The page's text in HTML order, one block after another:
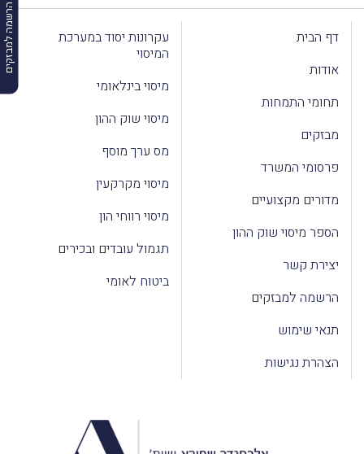
הרשמה למבזקים
דף הבית
אודות
תחומי התמחות
מבזקים
פרסומי המשרד
מדורים מקצועיים
הספר מיסוי שוק ההון
יצירת קשר
הרשמה למבזקים
תנאי שימוש
הצהרת נגישות
עקרונות יסוד במערכת
המיסוי
מיסוי בינלאומי
מיסוי שוק ההון
מס ערך מוסף
מיסוי מקרקעין
מיסוי רווחי הון
תגמול עובדים ובכירים
ביטוח לאומי